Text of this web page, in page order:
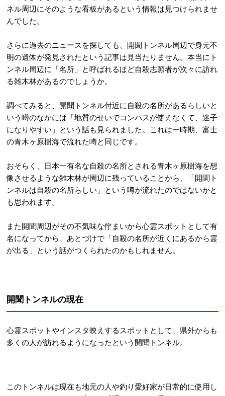
ネル周辺にそのような看板があるという情報は見つけられませ
んでした。
さらに過去のニュースを探しても、開聞トンネル周辺で身元不
明の遺体が発見されたという記事は見当たりません。本当にト
ンネル周辺に「名所」と呼ばれるほど自殺志願者が次々に訪れ
る雑木林があるのでしょうか。
調べてみると、開聞トンネル付近に自殺の名所があるらしいと
いう噂のなかには「地質のせいでコンパスが使えなくて、迷子
になりやすい」という話も見られました。これは一時期、富士
の青木ヶ原樹海で流れた噂と同じです。
おそらく、日本一有名な自殺の名所とされる青木ヶ原樹海を想
像させるような雑木林が周辺に残っていることから、「開聞ト
ンネルは自殺の名所らしい」という噂が流れたのではないかと
も思われます。
また開聞周辺がその不気味な佇まいから心霊スポットとして有
名になってから、あとづけで「自殺の名所が近くにあるから霊
が出る」という話がつくられたのかもしれません。
開聞トンネルの現在
心霊スポットやインスタ映えするスポットとして、県外からも
多くの人が訪れるようになったという開聞トンネル。
このトンネルは現在も地元の人や釣り愛好家が日常的に使用し